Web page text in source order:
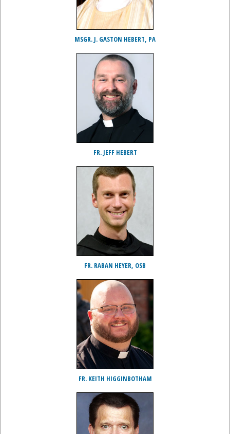
MSGR. J. GASTON HEBERT, PA
FR. JEFF HEBERT
FR. RABAN HEYER, OSB
FR. KEITH HIGGINBOTHAM